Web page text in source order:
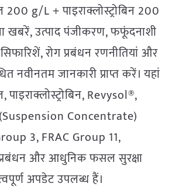
g/L + पाइराक्लोस्ट्रोबिन 200
खबरें, उत्पाद पंजीकरण, फफूंदनाशी
रोग प्रबंधन रणनीतियां और
नवीनतम जानकारी प्राप्त करें। यहां
Revysol®,
Concentrate)
3, FRAC Group 11,
प्रबंधन और आधुनिक फसल सुरक्षा
अपडेट उपलब्ध हैं।